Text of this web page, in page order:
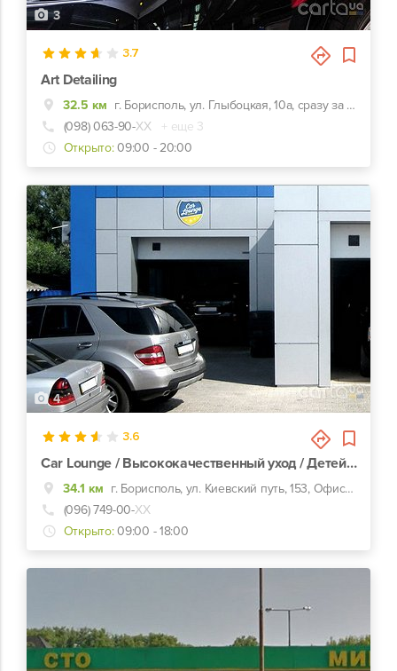
3
3.7
Art Detailing
32.5 км
г. Борисполь, ул. Глыбоцкая, 10а, сразу за остановкой
(098) 063-90-ХХ
+ еще 3
Открыто: 09:00 - 20:00
4
3.6
Car Lounge / Высококачественный уход / Детейлинг мастерская /
34.1 км
г. Борисполь, ул. Киевский путь, 153, Офисный центр
(096) 749-00-ХХ
Открыто: 09:00 - 18:00